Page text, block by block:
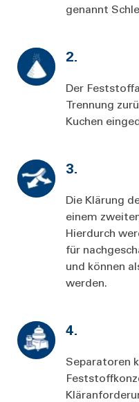
genannt
2.
Der
Trennung
Kuchen
3.
Die Klärung
einem
Hierdurch
für
und können
werden.
4.
Separatoren